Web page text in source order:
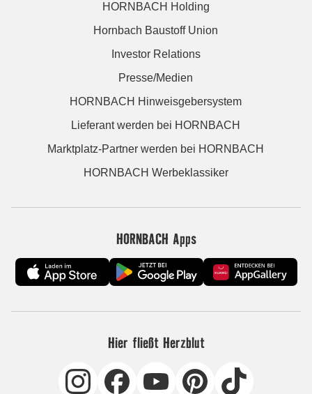
HORNBACH Holding
Hornbach Baustoff Union
Investor Relations
Presse/Medien
HORNBACH Hinweisgebersystem
Lieferant werden bei HORNBACH
Marktplatz-Partner werden bei HORNBACH
HORNBACH Werbeklassiker
HORNBACH Apps
Hier fließt Herzblut